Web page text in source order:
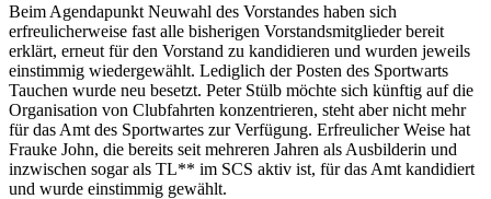
Beim Agendapunkt Neuwahl des Vorstandes haben sich
erfreulicherweise fast alle bisherigen Vorstandsmitglieder bereit
erklärt, erneut für den Vorstand zu kandidieren und wurden jeweils
einstimmig wiedergewählt. Lediglich der Posten des Sportwarts
Tauchen wurde neu besetzt. Peter Stülb möchte sich künftig auf die
Organisation von Clubfahrten konzentrieren, steht aber nicht mehr
für das Amt des Sportwartes zur Verfügung. Erfreulicher Weise hat
Frauke John, die bereits seit mehreren Jahren als Ausbilderin und
inzwischen sogar als TL** im SCS aktiv ist, für das Amt kandidiert
und wurde einstimmig gewählt.